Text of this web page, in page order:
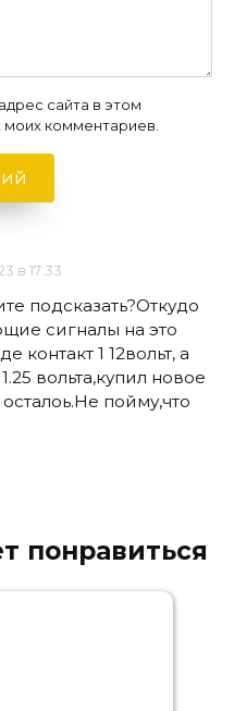
сайта в этом
комментариев.
в 17:33
подсказать?Откудо
сигналы на это
контакт 1 12вольт, а
вольта,купил новое
пойму,что
понравиться